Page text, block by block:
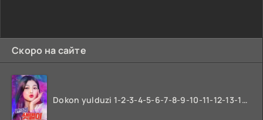
Скоро на сайте
Dokon yulduzi 1-2-3-4-5-6-7-8-9-10-11-12-13-14-15-16-17 Qism Uzbek tilida koreya seryali barcha qismlari o'zbek tilida